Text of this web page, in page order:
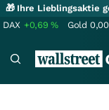
🎁 Ihre Lieblingsaktie
DAX +0,69% Gold 0,00